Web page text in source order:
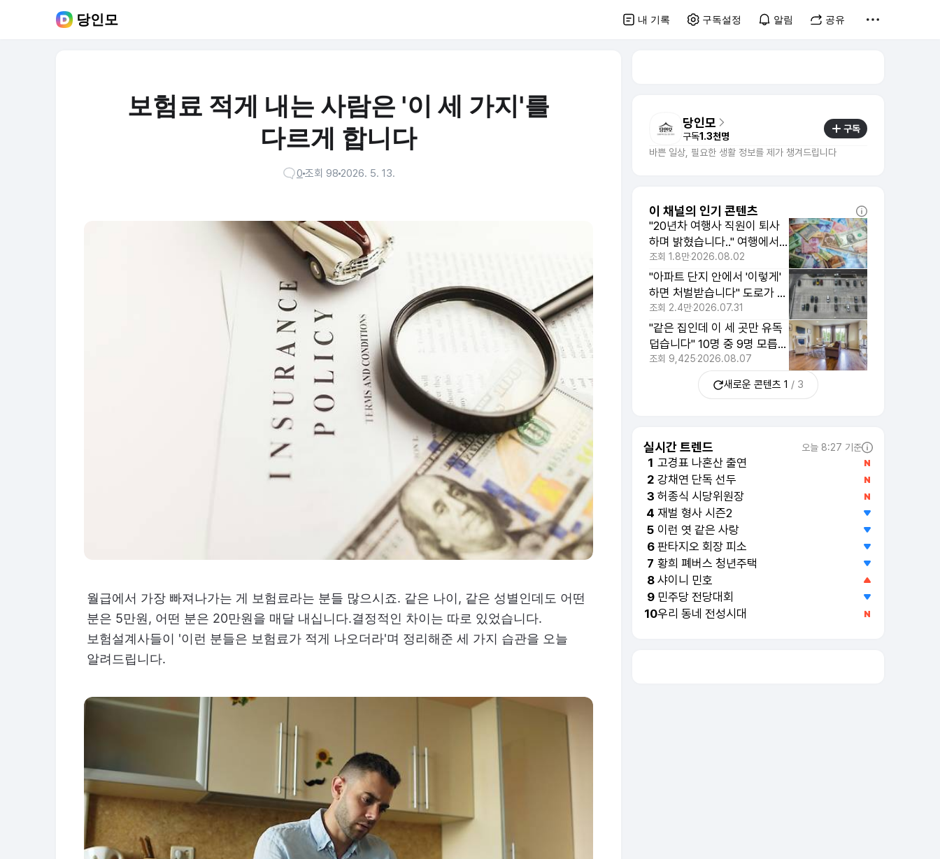
당인모 내 기록 구독설정 알림 공유
보험료 적게 내는 사람은 '이 세 가지'를
다르게 합니다
0 조회 98 2026. 5. 13.
월급에서 가장 빠져나가는 게 보험료라는 분들 많으시죠. 같은 나이, 같은 성별인데도 어떤
분은 5만원, 어떤 분은 20만원을 매달 내십니다.결정적인 차이는 따로 있었습니다.
보험설계사들이 '이런 분들은 보험료가 적게 나오더라'며 정리해준 세 가지 습관을 오늘
알려드립니다.
당인모
구독1.3천명
구독
바쁜 일상, 필요한 생활 정보를 제가 챙겨드립니다
이 채널의 인기 콘텐츠
"20년차 여행사 직원이 퇴사
하며 밝혔습니다.." 여행에서
돈 새는 곳 3가지
조회 1.8만2026.08.02
"아파트 단지 안에서 '이렇게'
하면 처벌받습니다" 도로가 아
니어도 같습니다
조회 2.4만2026.07.31
"같은 집인데 이 세 곳만 유독
덥습니다" 10명 중 9명 모릅니
다
조회 9,425 2026.08.07
새로운 콘텐츠 1 / 3
실시간 트렌드 오늘 8:27 기준
1 고경표 나혼산 출연
2 강채연 단독 선두
4 재벌 형사 시즌2
5 이런 엿 같은 사랑
6 판타지오 회장 피소
7 황희 폐버스 청년주택
8 샤이니 민호
9 민주당 전당대회
10우리 동네 전성시대